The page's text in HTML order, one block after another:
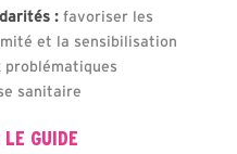
:favoriser les
et la sensibilisation
problématiques
sanitaire
LE GUIDE